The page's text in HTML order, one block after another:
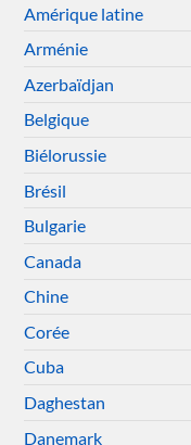
Amérique latine
Arménie
Azerbaïdjan
Belgique
Biélorussie
Brésil
Bulgarie
Canada
Chine
Corée
Cuba
Daghestan
Danemark